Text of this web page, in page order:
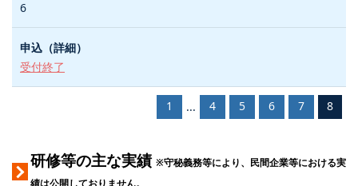
6
受付終了
1 ... 4 5 6 7 8
研修等の主な実績 ※守秘義務等により、民間企業等における実
績は公開しておりません。